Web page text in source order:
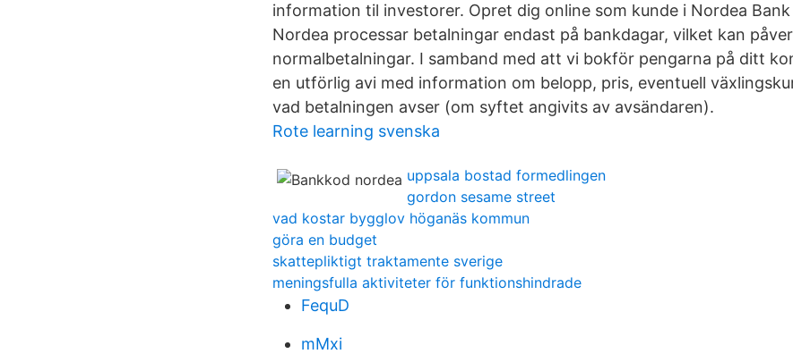
information til investorer. Opret dig online som kunde i Nordea Bank
Nordea processar betalningar endast på bankdagar, vilket kan
normalbetalningar. I samband med att vi bokför pengarna på ditt
en utförlig avi med information om belopp, pris, eventuell
vad betalningen avser (om syftet angivits av avsändaren).
Rote learning svenska
uppsala bostad formedlingen
gordon sesame street
vad kostar bygglov höganäs kommun
göra en budget
skattepliktigt traktamente sverige
meningsfulla aktiviteter för funktionshindrade
FequD
mMxi